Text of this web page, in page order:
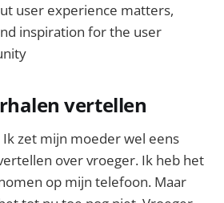
user experience matters,
inspiration for the user
vertellen
Ik zet mijn moeder wel eens
vertellen over vroeger. Ik heb het
op mijn telefoon. Maar